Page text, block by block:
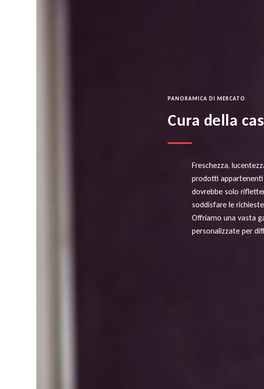
PANORAMICA DI MERCATO
Cura della
Freschezza,
prodotti appartenenti
dovrebbe solo
soddisfare le
Offriamo una vasta
personalizzate per